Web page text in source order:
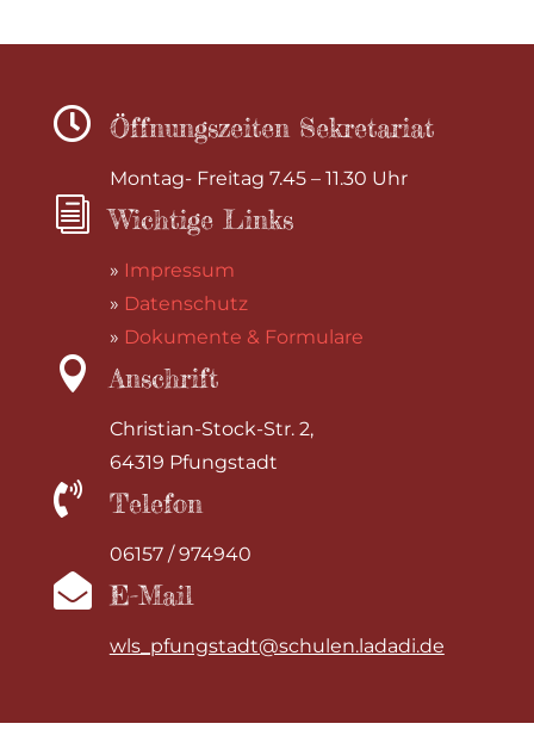
 Öffnungszeiten Sekretariat
Montag- Freitag 7.45 – 11.30 Uhr
i Wichtige Links
» Impressum
» Datenschutz
» Dokumente & Formulare
 Anschrift
Christian-Stock-Str. 2,
64319 Pfungstadt
 Telefon
06157 / 974940
 E-Mail
wls_pfungstadt@schulen.ladadi.de